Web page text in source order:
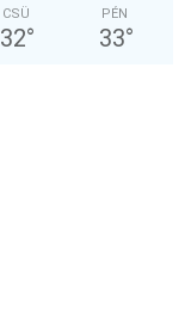
CSÜ
32°
PÉN
33°